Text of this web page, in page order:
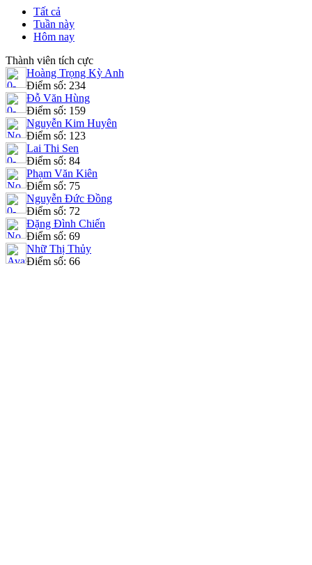
Tất cả
Tuần này
Hôm nay
Thành viên tích cực
Hoàng Trọng Kỳ Anh
Điểm số: 234
Đỗ Văn Hùng
Điểm số: 159
Nguyễn Kim Huyên
Điểm số: 123
Lai Thi Sen
Điểm số: 84
Phạm Văn Kiên
Điểm số: 75
Nguyễn Đức Đồng
Điểm số: 72
Đặng Đình Chiến
Điểm số: 69
Nhữ Thị Thủy
Điểm số: 66